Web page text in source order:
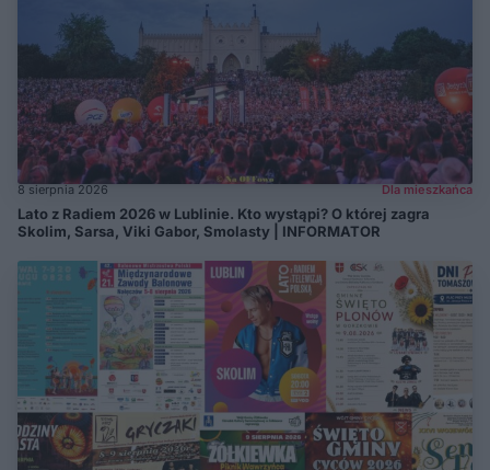
8 sierpnia 2026 Dla mieszkańca
Lato z Radiem 2026 w Lublinie. Kto wystąpi? O której zagra
Skolim, Sarsa, Viki Gabor, Smolasty | INFORMATOR